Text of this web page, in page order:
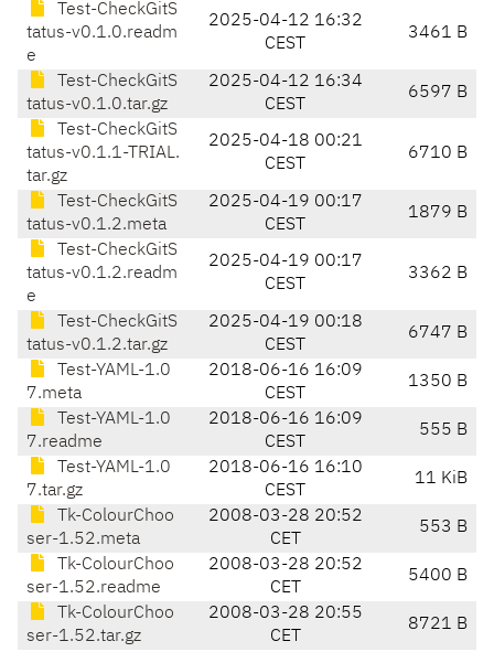
Test-CheckGitS
tatus-v0.1.0.readm
e
2025-04-12 16:32
CEST
3461 B
Test-CheckGitS
tatus-v0.1.0.tar.gz
2025-04-12 16:34
CEST
6597 B
Test-CheckGitS
tatus-v0.1.1-TRIAL.
tar.gz
2025-04-18 00:21
CEST
6710 B
Test-CheckGitS
tatus-v0.1.2.meta
2025-04-19 00:17
CEST
1879 B
Test-CheckGitS
tatus-v0.1.2.readm
e
2025-04-19 00:17
CEST
3362 B
Test-CheckGitS
tatus-v0.1.2.tar.gz
2025-04-19 00:18
CEST
6747 B
Test-YAML-1.0
7.meta
2018-06-16 16:09
CEST
1350 B
Test-YAML-1.0
7.readme
2018-06-16 16:09
CEST
555 B
Test-YAML-1.0
7.tar.gz
2018-06-16 16:10
CEST
11 KiB
Tk-ColourChoo
ser-1.52.meta
2008-03-28 20:52
CET
553 B
Tk-ColourChoo
ser-1.52.readme
2008-03-28 20:52
CET
5400 B
Tk-ColourChoo
ser-1.52.tar.gz
2008-03-28 20:55
CET
8721 B